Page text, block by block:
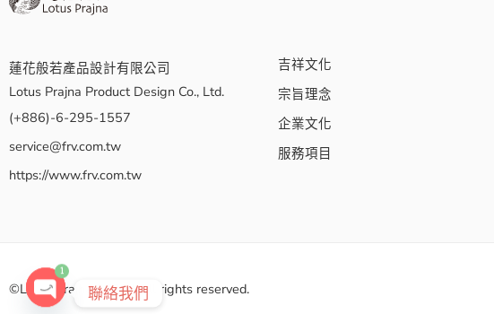
蓮花般若產品設計有限公司
Lotus Prajna Product Design Co., Ltd.
(+886)-6-295-1557
service@frv.com.tw
https://www.frv.com.tw
吉祥文化
宗旨理念
企業文化
服務項目
©Lotus Prajna 2026 | All rights reserved.
聯絡我們
1